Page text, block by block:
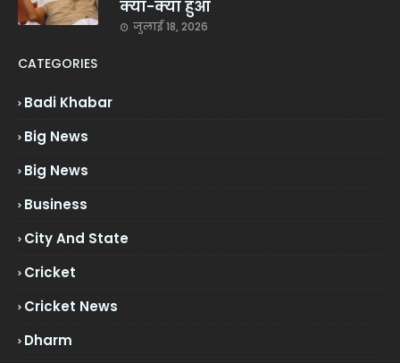
क्या-क्या हुआ
जुलाई 18, 2026
CATEGORIES
Badi Khabar
Big News
Big News
Business
City And State
Cricket
Cricket News
Dharm